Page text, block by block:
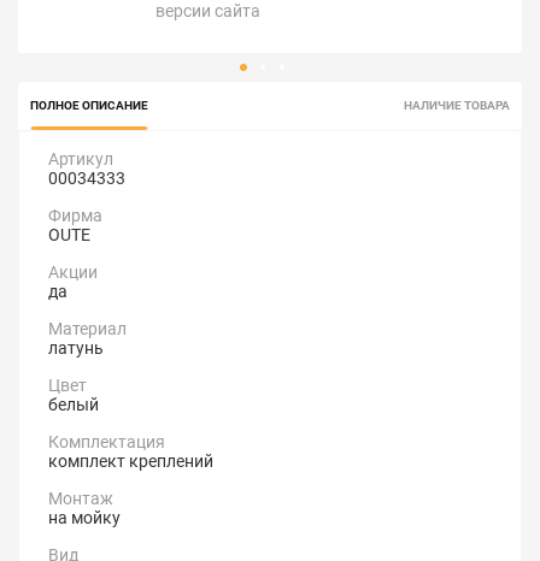
версии сайта
ПОЛНОЕ ОПИСАНИЕ НАЛИЧИЕ ТОВАРА
Артикул
00034333
Фирма
OUTE
Акции
да
Материал
латунь
Цвет
белый
Комплектация
комплект креплений
Монтаж
на мойку
Вид